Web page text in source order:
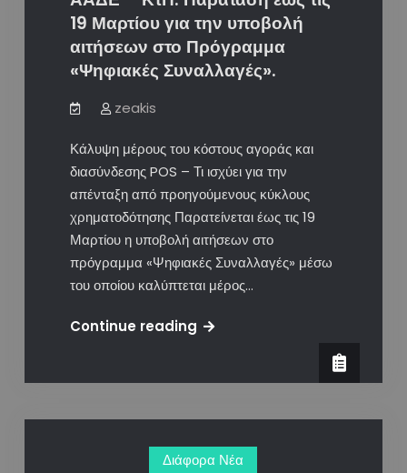
ταμειακών-
POS
–
Παράταση
Μαρτίου
για
λύσεις
All
in
One.
19 Μαρτίου για την υποβολή
αιτήσεων στο Πρόγραμμα
«Ψηφιακές Συναλλαγές».
zeakis
Κάλυψη μέρους του κόστους αγοράς και
διασύνδεσης POS – Τι ισχύει για την
απένταξη από προηγούμενους κύκλους
χρηματοδότησης Παρατείνεται έως τις 19
Μαρτίου η υποβολή αιτήσεων στο
πρόγραμμα «Ψηφιακές Συναλλαγές» μέσω
του οποίου καλύπτεται μέρος…
Continue readingΑΑΔΕ
έως
19
Διάφορα Νέα